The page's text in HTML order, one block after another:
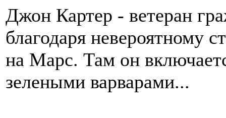
Джон Картер - ветеран
благодаря невероятному
на Марс. Там он
зелеными варварами...